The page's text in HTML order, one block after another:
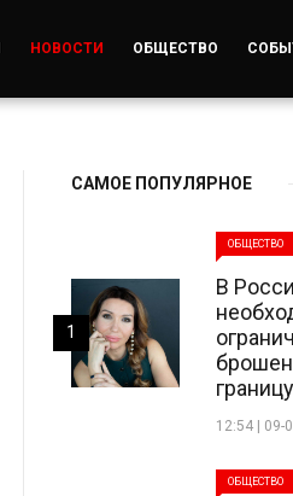
НОВОСТИ ОБЩЕСТВО
САМОЕ ПОПУЛЯРНОЕ
ОБЩЕСТВО
В
границу
12:54 | 09-
1
ОБЩЕСТВО